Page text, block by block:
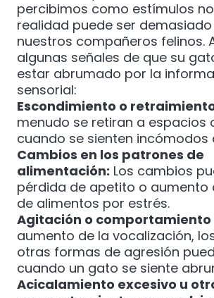
percibimos como estímulos
realidad puede ser
nuestros compañeros felinos.
algunas señales de que su
estar abrumado por la
sensorial:
Escondimiento o
menudo se retiran a espacios
cuando se sienten incómodos
Cambios en los patrones de
alimentación: Los cambios
pérdida de apetito o aumento
de alimentos por estrés.
Agitación o comportamiento
aumento de la vocalización,
otras formas de agresión
cuando un gato se siente
Acicalamiento excesivo u